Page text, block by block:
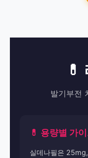
💊
발기부전
💊 용량별 가
실데나필은